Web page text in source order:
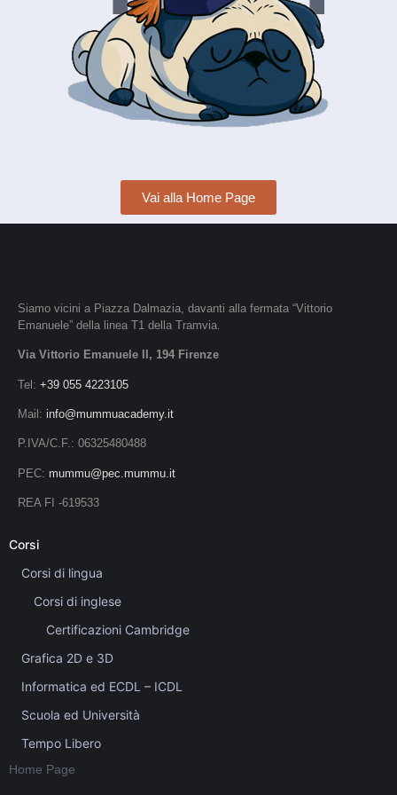
Vai alla Home Page
Siamo vicini a Piazza Dalmazia, davanti alla fermata “Vittorio
Emanuele” della linea T1 della Tramvia.
Via Vittorio Emanuele II, 194 Firenze
Tel: +39 055 4223105
Mail: info@mummuacademy.it
P.IVA/C.F.: 06325480488
PEC: mummu@pec.mummu.it
REA FI -619533
Corsi
Corsi di lingua
Corsi di inglese
Certificazioni Cambridge
Grafica 2D e 3D
Informatica ed ECDL – ICDL
Scuola ed Università
Tempo Libero
Home Page